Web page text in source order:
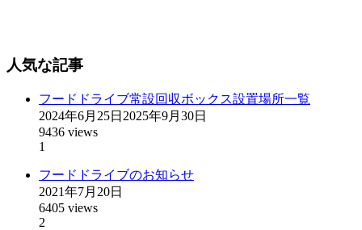
人気な記事
フードドライブ常設回収ボックス設置場所一覧
2024年6月25日 2025年9月30日
9436 views
1
フードドライブのお知らせ
2021年7月20日
6405 views
2